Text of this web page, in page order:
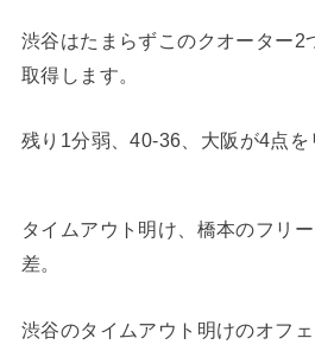
渋谷はたまらずこのクオーター2
取得します。
残り1分弱、40-36、大阪が4点を
タイムアウト明け、橋本のフリ
差。
渋谷のタイムアウト明けのオフ